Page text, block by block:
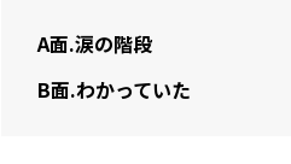
A面.涙の階段
B面.わかっていた